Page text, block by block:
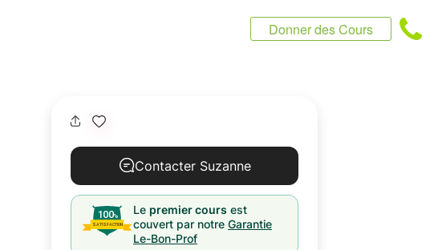
Donner des Cours
Contacter Suzanne
Le premier cours est
couvert par notre Garantie
Le-Bon-Prof